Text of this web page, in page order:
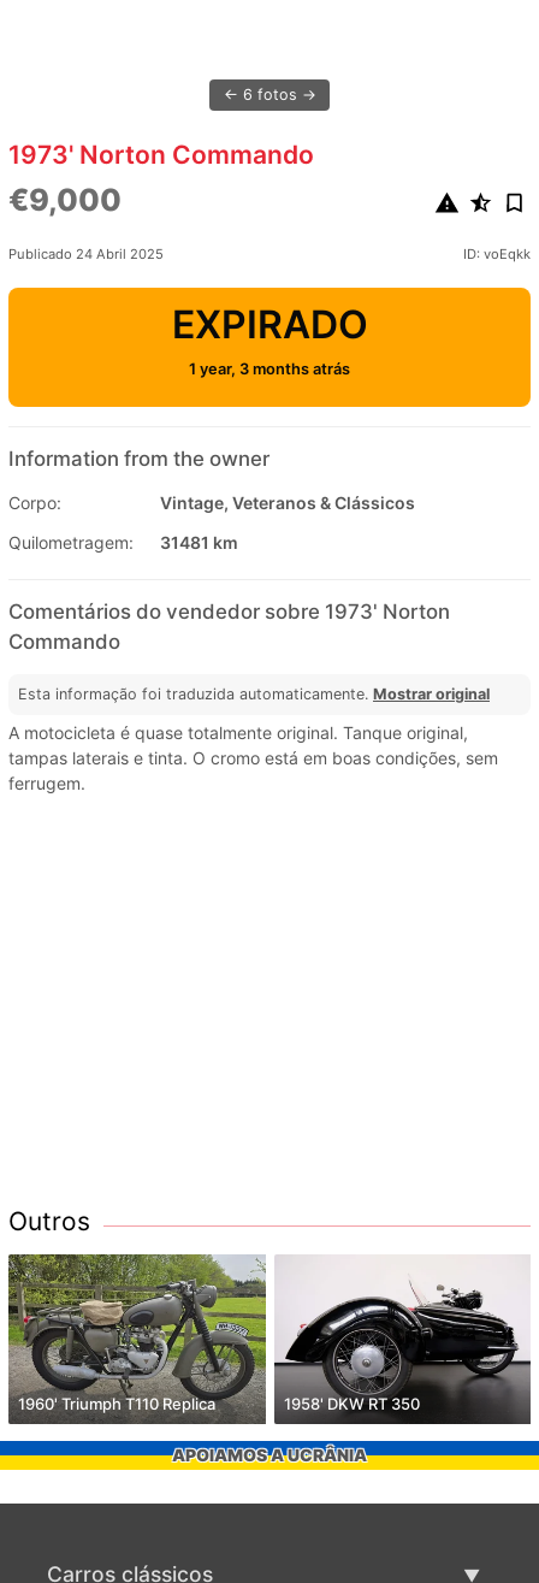
6 fotos
1973' Norton Commando
€9,000
Publicado 24 Abril 2025 ID: voEqkk
EXPIRADO
1 year, 3 months atrás
Information from the owner
Corpo:
Vintage, Veteranos & Clássicos
Quilometragem:
31481 km
Comentários do vendedor sobre 1973' Norton
Commando
Esta informação foi traduzida automaticamente. Mostrar original
A motocicleta é quase totalmente original. Tanque original,
tampas laterais e tinta. O cromo está em boas condições, sem
ferrugem.
Outros
1960' Triumph T110 Replica 1958' DKW RT 350
APOIAMOS A UCRÂNIA
Carros clássicos